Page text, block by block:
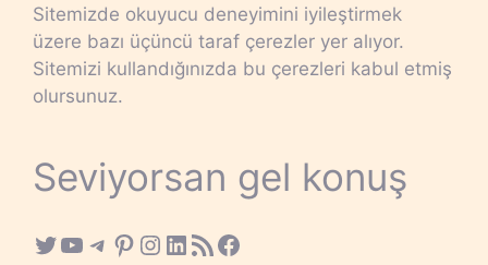
Sitemizde okuyucu deneyimini iyileştirmek
üzere bazı üçüncü taraf çerezler yer alıyor.
Sitemizi kullandığınızda bu çerezleri kabul etmiş
olursunuz.
Seviyorsan gel konuş
Twitter
YouTube
Telegram
Pinterest
Instagram
LinkedIn
RSS FeedFacebook